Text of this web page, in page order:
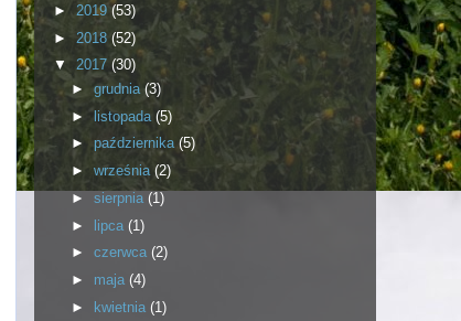
► 2019 (53)
► 2018 (52)
▼ 2017 (30)
► grudnia (3)
►listopada (5)
► października (5)
► września (2)
► sierpnia (1)
► lipca (1)
► czerwca (2)
► maja (4)
►
kwietnia (1)